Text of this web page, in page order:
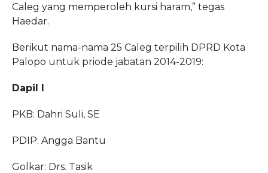
Caleg yang memperoleh kursi haram,” tegas
Haedar.
Berikut nama-nama 25 Caleg terpilih DPRD Kota
Palopo untuk priode jabatan 2014-2019:
Dapil I
PKB: Dahri Suli, SE
PDIP: Angga Bantu
Golkar: Drs. Tasik